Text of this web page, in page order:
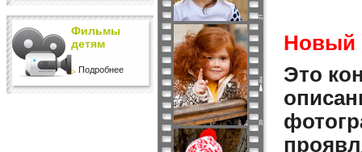
Фильмы
детям
Подробнее
Новый
Это